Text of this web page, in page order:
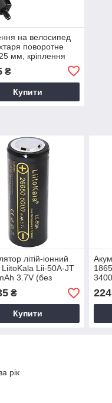
на велосипед
поворотне
мм, кріплення
₴
Купити
літій-іонний
Lii-50A-JT
3.7V (без
з клемним
₴
Купити
рік